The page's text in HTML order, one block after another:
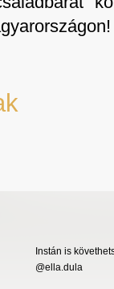
Instán is
@ella.dula